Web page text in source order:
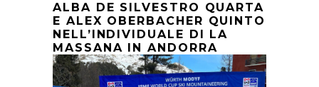
ALBA DE SILVESTRO QUARTA
E ALEX OBERBACHER QUINTO
NELL’INDIVIDUALE DI LA
MASSANA IN ANDORRA